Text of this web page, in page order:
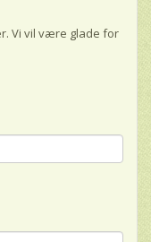
Vi vil være glade for